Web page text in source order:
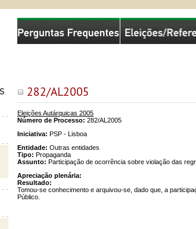
282/AL2005
Eleições Autárquicas 2005
Número de Processo: 282/AL2005
Iniciativa: PSP - Lisboa
Entidade: Outras entidades
Tipo: Propaganda
Assunto: Participação de ocorrência sobre violação das
Apreciação plenária:
Resultado:
Tomou-se conhecimento e arquivou-se, dado que, a
Público.
Comissão Nacional de Eleições